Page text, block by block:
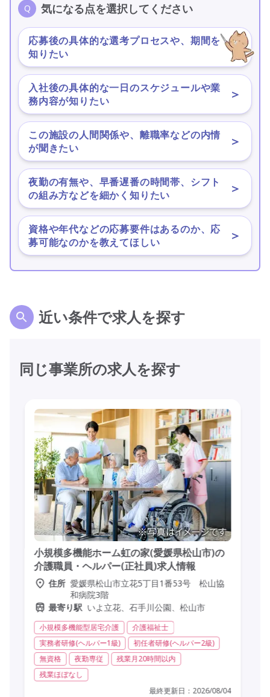
気になる点を選択してください
応募後の具体的な選考プロセスや、期間を
知りたい
＞
入社後の具体的な一日のスケジュールや業
務内容が知りたい
＞
この施設の人間関係や、離職率などの内情
が聞きたい
＞
夜勤の有無や、早番遅番の時間帯、シフト
の組み方などを細かく知りたい
＞
資格や年代などの応募要件はあるのか、応
募可能なのかを教えてほしい
＞
近い条件で求人を探す
同じ事業所の求人を探す
小規模多機能ホーム虹の家(愛媛県松山市)の
介護職員・ヘルパー(正社員)求人情報
住所 愛媛県松山市立花5丁目1番53号 松山協
和病院3階
最寄り駅 いよ立花、石手川公園、松山市
小規模多機能型居宅介護
介護福祉士
実務者研修(ヘルパー1級)
初任者研修(ヘルパー2級)
無資格
夜勤専従
残業月20時間以内
残業ほぼなし
最終更新日： 2026/08/04